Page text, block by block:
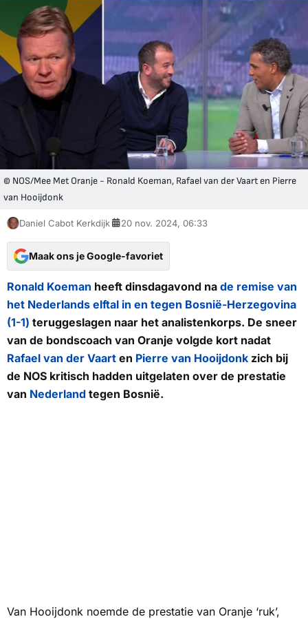
© NOS/Mee Met Oranje - Ronald Koeman, Rafael van der Vaart en Pierre
van Hooijdonk
Daniel Cabot Kerkdijk 20 nov. 2024, 06:33
Maak ons je Google-favoriet
Ronald Koeman heeft dinsdagavond na de remise van
het Nederlands elftal in en tegen Bosnië-Herzegovina
(1-1) teruggeslagen naar het analistenkorps. De sneer
van de bondscoach van Oranje volgde kort nadat
Rafael van der Vaart en Pierre van Hooijdonk zich bij
de NOS kritisch hadden uitgelaten over de prestatie
van Nederland tegen Bosnië.
Van Hooijdonk noemde de prestatie van Oranje ‘ruk’,